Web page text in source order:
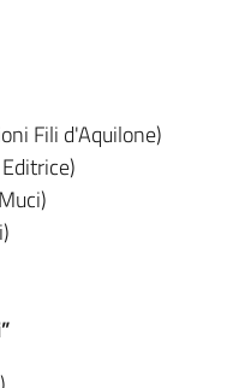
Fili d'Aquilone)